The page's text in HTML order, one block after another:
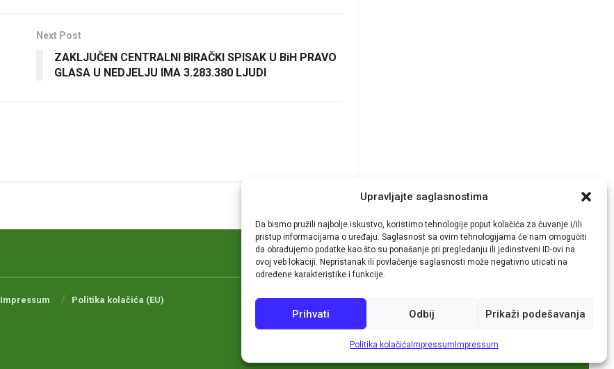
Upravljajte saglasnostima
Da bismo pružili najbolje iskustvo, koristimo tehnologije poput kolačića za čuvanje i/ili
pristup informacijama o uređaju. Saglasnost sa ovim tehnologijama će nam omogućiti
da obrađujemo podatke kao što su ponašanje pri pregledanju ili jedinstveni ID-ovi na
ovoj veb lokaciji. Nepristanak ili povlačenje saglasnosti može negativno uticati na
određene karakteristike i funkcije.
Prihvati Odbij Prikaži podešavanja
Politika kolačića Impressum Impressum
Next Post
ZAKLJUČEN CENTRALNI BIRAČKI SPISAK U BiH PRAVO
GLASA U NEDJELJU IMA 3.283.380 LJUDI
Impressum Politika kolačića (EU)
Pratite nas